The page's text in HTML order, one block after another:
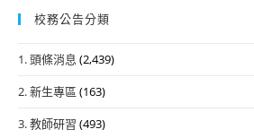
校務公告分類
1. 頭條消息 (2,439)
2. 新生專區 (163)
3. 教師研習 (493)